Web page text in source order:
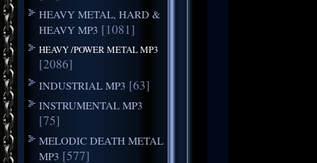
HEAVY METAL, HARD &
HEAVY MP3 [1081]
HEAVY /POWER METAL MP3
[2086]
INDUSTRIAL MP3 [63]
INSTRUMENTAL MP3
[75]
MELODIC DEATH METAL
MP3 [577]